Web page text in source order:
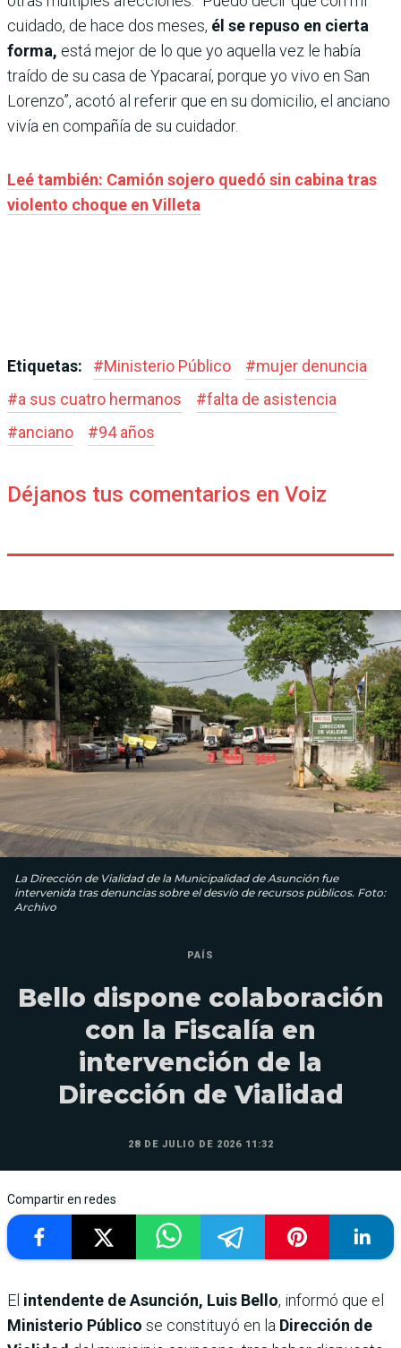
cuidado, de hace dos meses, él se repuso en cierta
forma, está mejor de lo que yo aquella vez le había
traído de su casa de Ypacaraí, porque yo vivo en San
Lorenzo”, acotó al referir que en su domicilio, el anciano
vivía en compañía de su cuidador.
Leé también: Camión sojero quedó sin cabina tras
violento choque en Villeta
Etiquetas: #Ministerio Público #mujer denuncia
#a sus cuatro hermanos #falta de asistencia
#anciano #94 años
Déjanos tus comentarios en Voiz
La Dirección de Vialidad de la Municipalidad de Asunción fue
intervenida tras denuncias sobre el desvío de recursos públicos. Foto:
Archivo
PAÍS
Bello dispone colaboración
con la Fiscalía en
intervención de la
Dirección de Vialidad
28 DE JULIO DE 2026 11:32
Compartir en redes
El intendente de Asunción, Luis Bello, informó que el
Ministerio Público se constituyó en la Dirección de